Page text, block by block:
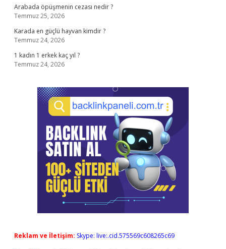
Arabada öpüşmenin cezası nedir ?
Temmuz 25, 2026
Karada en güçlü hayvan kimdir ?
Temmuz 24, 2026
1 kadın 1 erkek kaç yıl ?
Temmuz 24, 2026
Reklam ve İletişim: Skype: live:.cid.575569c608265c69